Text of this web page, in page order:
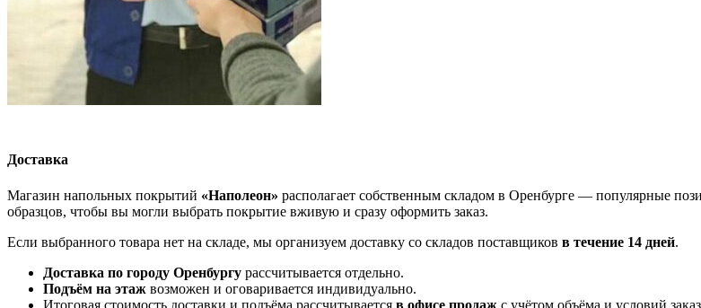
Доставка
Магазин напольных покрытий «Наполеон» располагает собственным складом в Оренбурге — популярные
образцов, чтобы вы могли выбрать покрытие вживую и сразу оформить заказ.
Если выбранного товара нет на складе, мы организуем доставку со складов поставщиков в течение 14 дней.
Доставка по городу Оренбургу рассчитывается отдельно.
Подъём на этаж возможен и оговаривается индивидуально.
Итоговая стоимость доставки и подъёма рассчитывается в офисе продаж с учётом объёма и условий